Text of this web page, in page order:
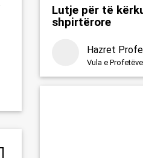
Lutje për të
shpirtërore
Hazret
Vula e